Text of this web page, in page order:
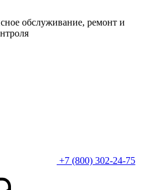
обслуживание, ремонт и
+7 (800) 302-24-75